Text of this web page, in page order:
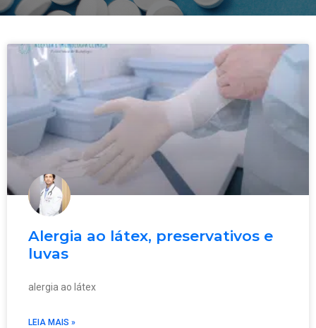
Alergia ao látex, preservativos e
luvas
alergia ao látex
LEIA MAIS »